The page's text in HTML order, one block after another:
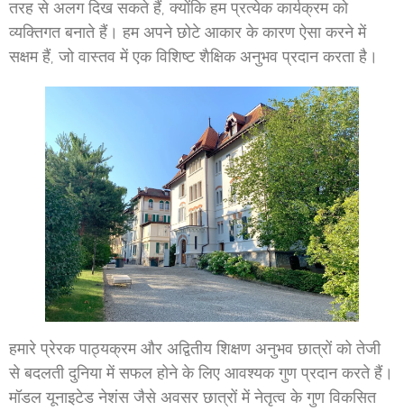
तरह से अलग दिख सकते हैं, क्योंकि हम प्रत्येक कार्यक्रम को
व्यक्तिगत बनाते हैं। हम अपने छोटे आकार के कारण ऐसा करने में
सक्षम हैं, जो वास्तव में एक विशिष्ट शैक्षिक अनुभव प्रदान करता है।
हमारे प्रेरक पाठ्यक्रम और अद्वितीय शिक्षण अनुभव छात्रों को तेजी
से बदलती दुनिया में सफल होने के लिए आवश्यक गुण प्रदान करते हैं।
मॉडल यूनाइटेड नेशंस जैसे अवसर छात्रों में नेतृत्व के गुण विकसित